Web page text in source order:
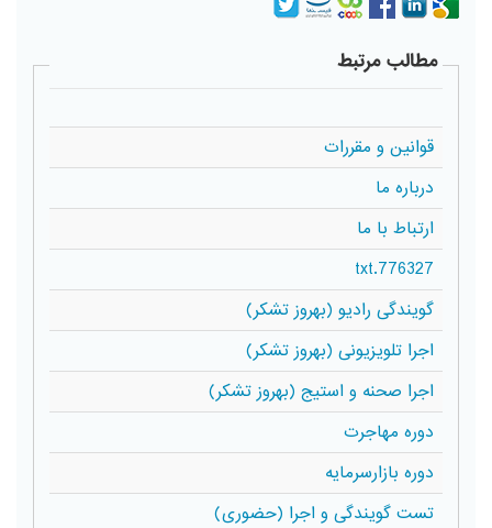
مطالب مرتبط
قوانین و مقررات
درباره ما
ارتباط با ما
776327.txt
گویندگی رادیو (بهروز تشکر)
اجرا تلویزیونی (بهروز تشکر)
اجرا صحنه و استیج (بهروز تشکر)
دوره مهاجرت
دوره بازارسرمایه
تست گویندگی و اجرا (حضوری)